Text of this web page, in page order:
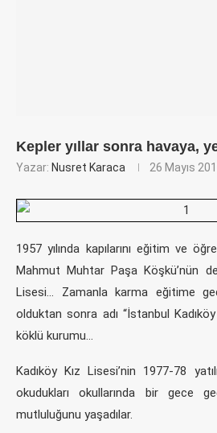
Kepler yıllar sonra havaya,
Yazar: Nusret Karaca 26 Mayıs
1957 yılında kapılarını eğitim ve
Mahmut Muhtar Paşa Köşkü’nün de
Lisesi… Zamanla karma eğitime
olduktan sonra adı “İstanbul
köklü kurumu…
Kadıköy Kız Lisesi’nin 1977-78
okudukları okullarında bir gece
mutluluğunu yaşadılar.